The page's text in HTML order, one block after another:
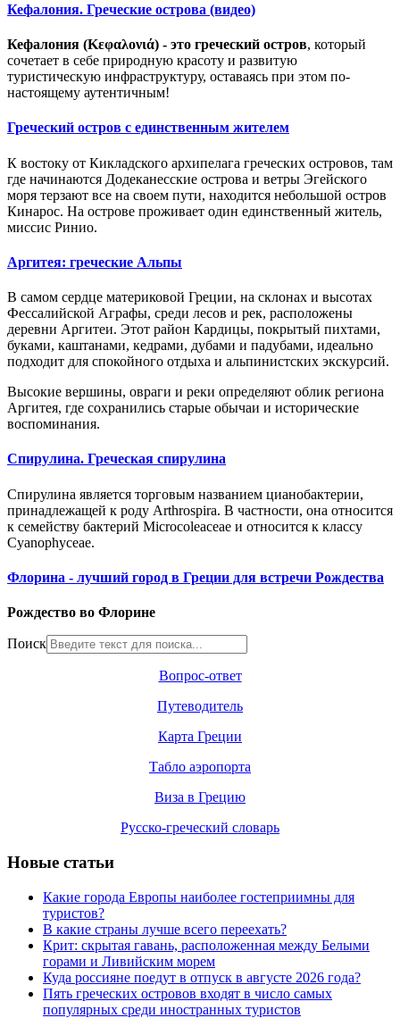
Кефалония. Греческие острова (видео)
Кефалония (Κεφαλονιά) - это греческий остров, который
сочетает в себе природную красоту и развитую
туристическую инфраструктуру, оставаясь при этом по-
настоящему аутентичным!
Греческий остров с единственным жителем
К востоку от Кикладского архипелага греческих островов, там
где начинаются Додеканесские острова и ветры Эгейского
моря терзают все на своем пути, находится небольшой остров
Кинарос. На острове проживает один единственный житель,
миссис Ринио.
Аргитея: греческие Альпы
В самом сердце материковой Греции, на склонах и высотах
Фессалийской Аграфы, среди лесов и рек, расположены
деревни Аргитеи. Этот район Кардицы, покрытый пихтами,
буками, каштанами, кедрами, дубами и падубами, идеально
подходит для спокойного отдыха и альпинистских экскурсий.
Высокие вершины, овраги и реки определяют облик региона
Аргитея, где сохранились старые обычаи и исторические
воспоминания.
Спирулина. Греческая спирулина
Спирулина является торговым названием цианобактерии,
принадлежащей к роду Arthrospira. В частности, она относится
к семейству бактерий Microcoleaceae и относится к классу
Cyanophyceae.
Флорина - лучший город в Греции для встречи Рождества
Рождество во Флорине
Поиск
Вопрос-ответ
Путеводитель
Карта Греции
Табло аэропорта
Виза в Грецию
Русско-греческий словарь
Новые статьи
Какие города Европы наиболее гостеприимны для
туристов?
В какие страны лучше всего переехать?
Крит: скрытая гавань, расположенная между Белыми
горами и Ливийским морем
Куда россияне поедут в отпуск в августе 2026 года?
Пять греческих островов входят в число самых
популярных среди иностранных туристов